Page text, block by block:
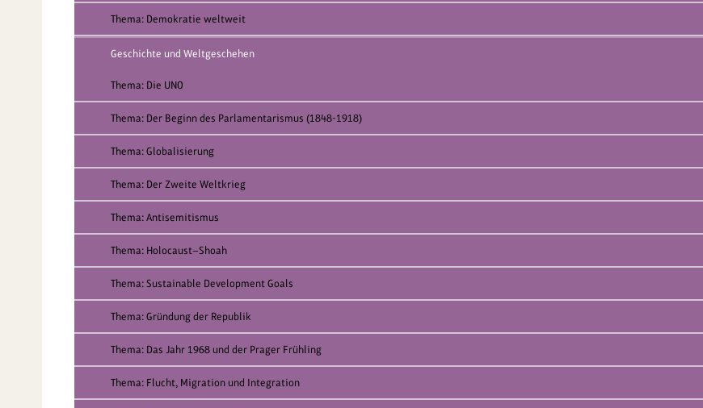
Thema: Demokratie weltweit
Geschichte und Weltgeschehen
Thema: Die UNO
Thema: Der Beginn des Parlamentarismus (1848-1918)
Thema: Globalisierung
Thema: Der Zweite Weltkrieg
Thema: Antisemitismus
Thema: Holocaust—Shoah
Thema: Sustainable Development Goals
Thema: Gründung der Republik
Thema: Das Jahr 1968 und der Prager Frühling
Thema: Flucht, Migration und Integration